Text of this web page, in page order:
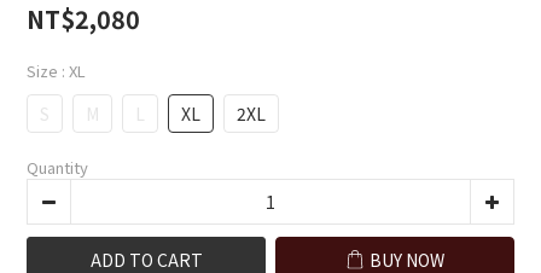
NT$2,080
Size : XL
S M L XL 2XL
Quantity
ADD TO CART BUY NOW